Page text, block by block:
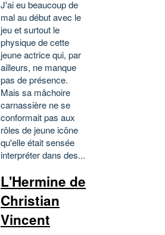
J'ai eu beaucoup de
mal au début avec le
jeu et surtout le
physique de cette
jeune actrice qui, par
ailleurs, ne manque
pas de présence.
Mais sa mâchoire
carnassière ne se
conformait pas aux
rôles de jeune icône
qu'elle était sensée
interpréter dans des...
L'Hermine de
Christian
Vincent